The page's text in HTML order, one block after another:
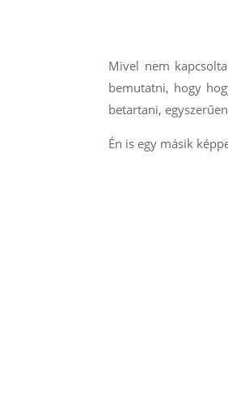
Mivel nem
bemutatni, hogy
betartani,
Én is egy másik